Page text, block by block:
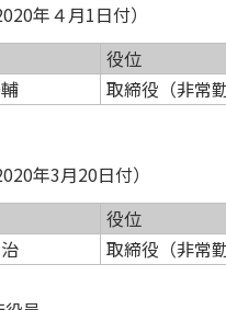
年４月1日付）
役位
取締役（非常勤
年3月20日付）
役位
取締役（非常勤